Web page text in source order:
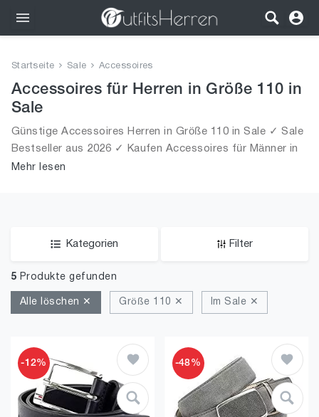
Bekleidung
Schuhe
Startseite Sale Accessoires
Accessoires für Herren in Größe 110 in
Sale
Günstige Accessoires Herren in Größe 110 in Sale ✓ Sale
Bestseller aus 2026 ✓ Kaufen Accessoires für Männer in
Größe 110 in Sale!
Mehr lesen
Kategorien Filter
5 Produkte gefunden
Alle löschen ✕ Größe 110 ✕ Im Sale ✕
-12% -48%